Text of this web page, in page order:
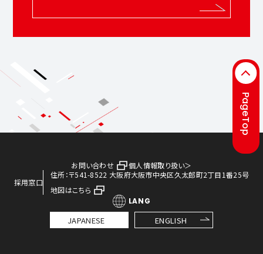
お問い合わせ
個人情報取り扱い＞
採用窓口
住所：〒541-8522 大阪府大阪市中央区久太郎町2丁目1番25号
地図はこちら
LANG
JAPANESE ENGLISH
PageTop